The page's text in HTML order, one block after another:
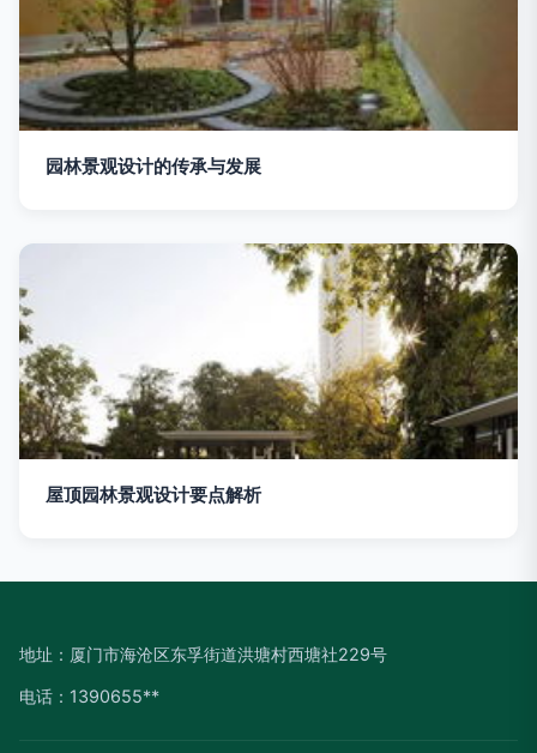
园林景观设计的传承与发展
屋顶园林景观设计要点解析
地址：厦门市海沧区东孚街道洪塘村西塘社229号
电话：1390655**